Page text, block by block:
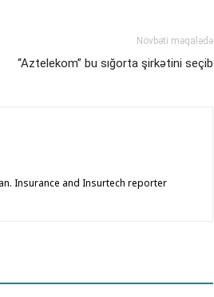
Növbəti məqalədə
“Aztelekom” bu sığorta şirkətini seçib
Insurance and Insurtech reporter